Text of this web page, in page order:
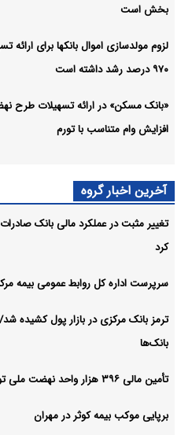
بخش است
لزوم مولدسازی اموال بانکها برای
۹۷۰ درصد رشد داشته است
«بانک مسکن» در ارائه تسهیلات طرح
افزایش وام متناسب با تورم
آخرین اخبار گروه
کرد
سرپرست اداره کل روابط عمومی بیمه
بانک‌ها
تأمین مالی ۳۹۶ هزار واحد نهضت ملی توسط بانک مسکن
برپایی موکب بیمه کوثر در مهران